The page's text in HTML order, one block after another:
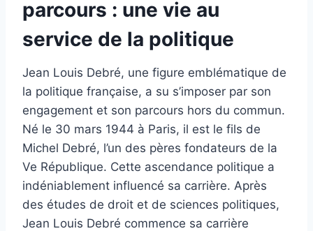
parcours : une vie au
service de la politique
Jean Louis Debré, une figure emblématique de
la politique française, a su s’imposer par son
engagement et son parcours hors du commun.
Né le 30 mars 1944 à Paris, il est le fils de
Michel Debré, l’un des pères fondateurs de la
Ve République. Cette ascendance politique a
indéniablement influencé sa carrière. Après
des études de droit et de sciences politiques,
Jean Louis Debré commence sa carrière